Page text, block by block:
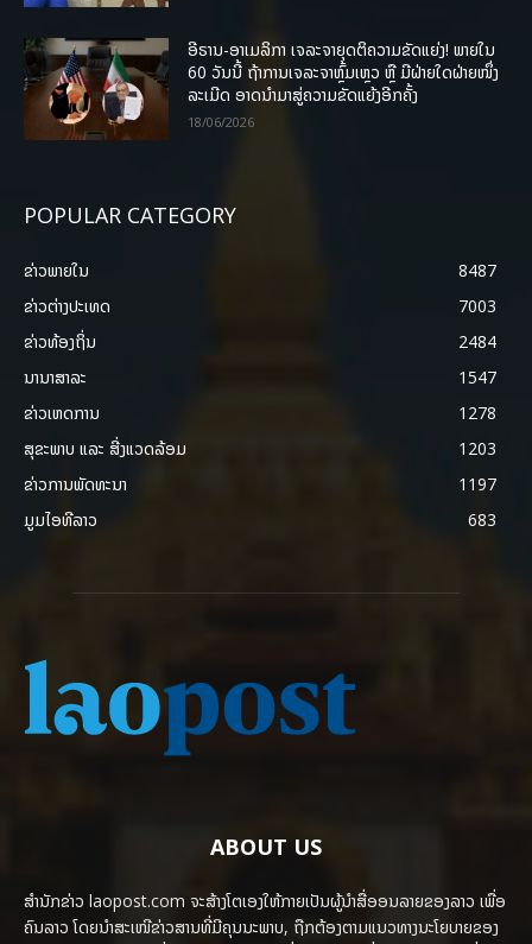
ອີຣານ-ອາເມລິກາ ເຈລະຈາຍຸດຕິຄວາມຂັດແຍ່ງ! ພາຍໃນ
60 ວັນນີ້ ຖ້າການເຈລະຈາຫຼົ້ມເຫຼວ ຫຼື ມີຝ່າຍໃດຝ່າຍໜຶ່ງ
ລະເມີດ ອາດນໍາມາສູ່ຄວາມຂັດແຍ້ງອີກຄັ້ງ
18/06/2026
POPULAR CATEGORY
ຂ່າວພາຍ​ໃນ
8487
ຂ່າວຕ່າງປະເທດ
7003
ຂ່າວທ້ອງຖິ່ນ
2484
ນານາສາລະ
1547
ຂ່າວເຫດການ
1278
ສຸຂະພາບ ແລະ ສີ່ງແວດລ້ອມ
1203
ຂ່າວການພັດທະນາ
1197
ມູມໄອທີລາວ
683
ABOUT US
ສຳນັກຂ່າວ laopost.com ຈະສ້າງໂຕເອງໃຫ້ກາຍເປັນຜູ້ນຳສື່ອອນລາຍຂອງລາວ ເພື່ອ
ຄົນລາວ ໂດຍນຳສະເໜີຂ່າວສານທີ່ມີຄຸນນະພາບ, ຖືກຕ້ອງຕາມແນວທາງນະໂຍບາຍຂອງ